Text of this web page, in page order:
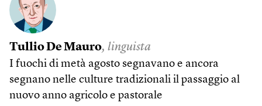
Tullio De Mauro, linguista
I fuochi di metà agosto segnavano e ancora
segnano nelle culture tradizionali il passaggio al
nuovo anno agricolo e pastorale